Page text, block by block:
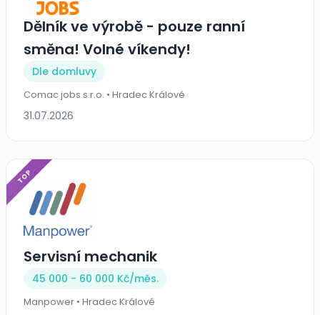
Dělník ve výrobě - pouze ranní
směna! Volné víkendy!
Dle domluvy
Comac jobs s.r.o. • Hradec Králové
31.07.2026
TOP
Servisní mechanik
45 000 - 60 000 Kč/měs.
Manpower • Hradec Králové